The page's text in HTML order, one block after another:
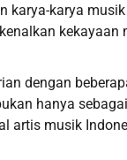
karya-karya
kekayaan
dengan
hanya
artis musik